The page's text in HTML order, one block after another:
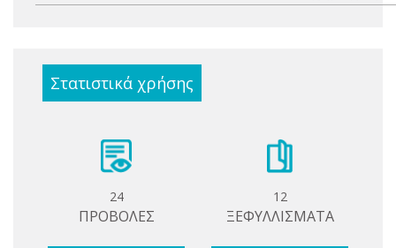
Στατιστικά χρήσης
24
ΠΡΟΒΟΛΕΣ
12
ΞΕΦΥΛΛΙΣΜΑΤΑ